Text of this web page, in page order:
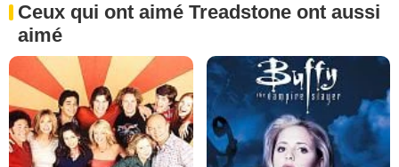
Ceux qui ont aimé Treadstone ont aussi
aimé